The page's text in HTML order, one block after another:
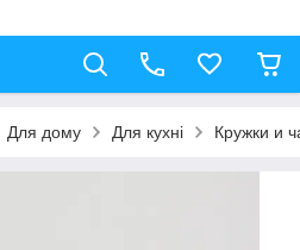
Для дому Для кухні Кружки и